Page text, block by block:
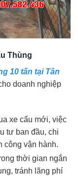
Thùng
10 tấn tại Tân
doanh nghiệp
xe cẩu mới, việc
tư ban đầu, chi
công vận hành.
thời gian ngắn
tránh lãng phí